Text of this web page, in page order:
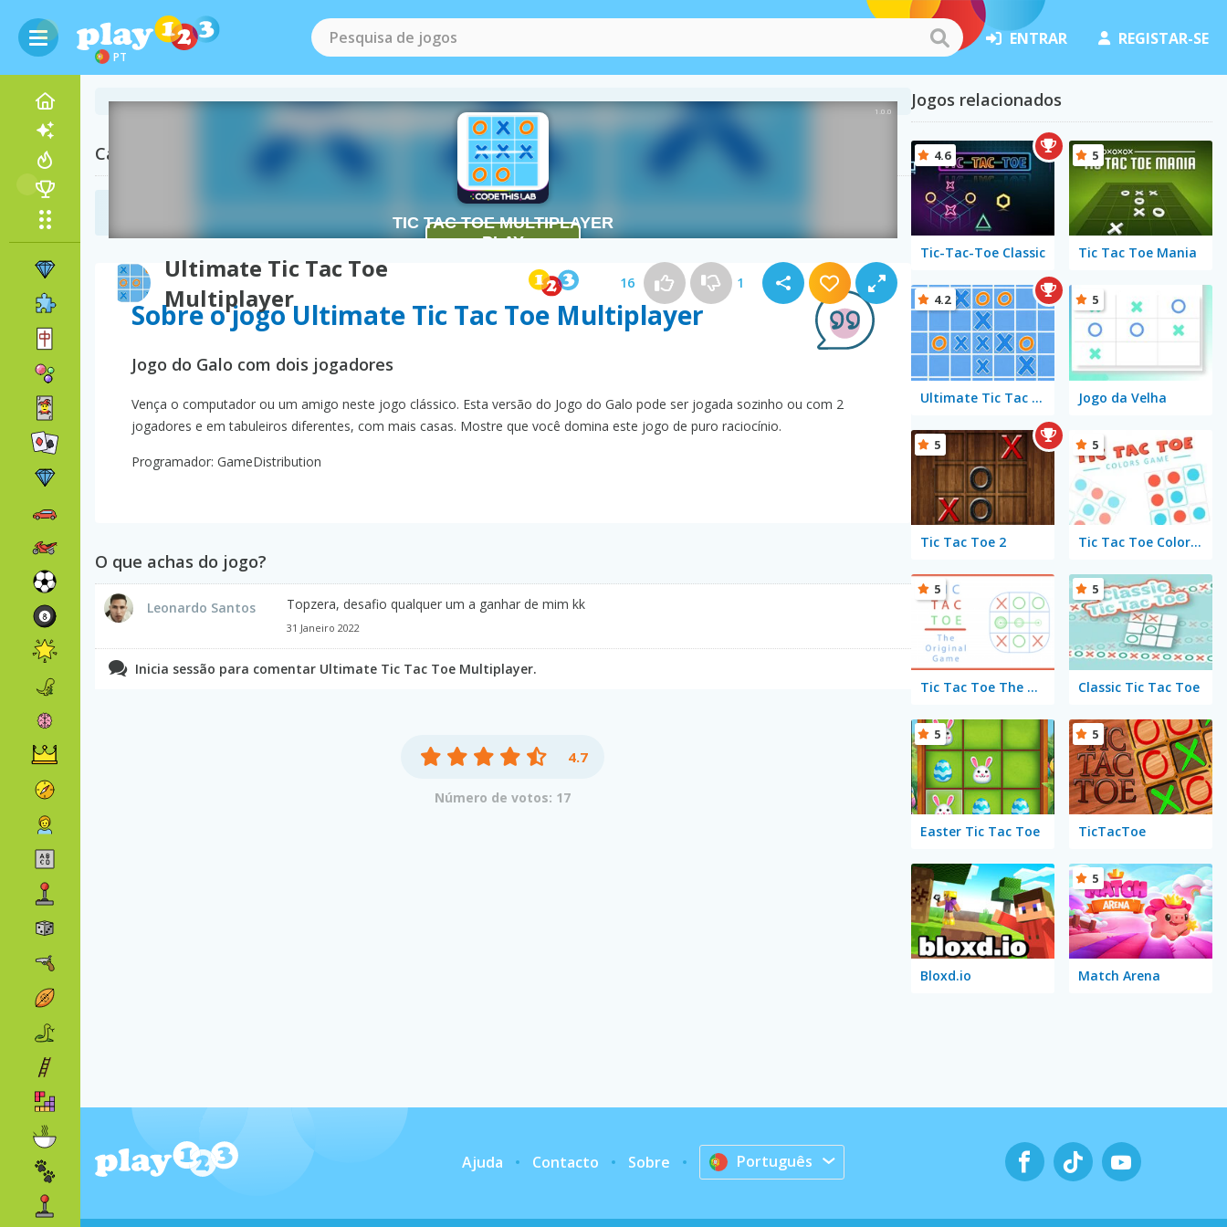
PT
ENTRAR REGISTAR-SE
Ultimate Tic Tac Toe
Multiplayer
16 1
Categorias relacionadas
Sobre o jogo Ultimate Tic Tac Toe Multiplayer
Jogo do Galo com dois jogadores
Vença o computador ou um amigo neste jogo clássico. Esta versão do Jogo do Galo pode ser jogada sozinho ou com 2
jogadores e em tabuleiros diferentes, com mais casas. Mostre que você domina este jogo de puro raciocínio.
Programador: GameDistribution
O que achas do jogo?
Leonardo Santos Topzera, desafio qualquer um a ganhar de mim kk
31 Janeiro 2022
Inicia sessão para comentar Ultimate Tic Tac Toe Multiplayer.
4.7
Número de votos: 17
Jogos relacionados
Tic-Tac-Toe Classic
4.6
Tic Tac Toe Mania
5
Ultimate Tic Tac Toe
4.2
Jogo da Velha
5
Tic Tac Toe 2
5
Tic Tac Toe Colors Game
5
Tic Tac Toe The Original Game
5
Classic Tic Tac Toe
5
Easter Tic Tac Toe
5
TicTacToe
5
Bloxd.io Match Arena
5
Ajuda Contacto Sobre Português